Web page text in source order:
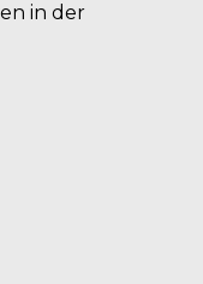
in der